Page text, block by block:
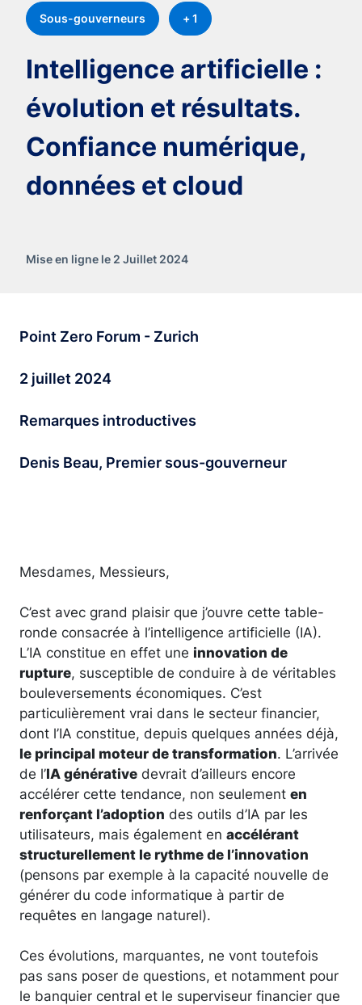
Sous-gouverneurs + 1
Intelligence artificielle :
évolution et résultats.
Confiance numérique,
données et cloud
Mise en ligne le 2 Juillet 2024
Point Zero Forum - Zurich
2 juillet 2024
Remarques introductives
Denis Beau, Premier sous-gouverneur
Mesdames, Messieurs,
C’est avec grand plaisir que j’ouvre cette table-
ronde consacrée à l’intelligence artificielle (IA).
L’IA constitue en effet une innovation de
rupture, susceptible de conduire à de véritables
bouleversements économiques. C’est
particulièrement vrai dans le secteur financier,
dont l’IA constitue, depuis quelques années déjà,
le principal moteur de transformation. L’arrivée
de l’IA générative devrait d’ailleurs encore
accélérer cette tendance, non seulement en
renforçant l’adoption des outils d’IA par les
utilisateurs, mais également en accélérant
structurellement le rythme de l’innovation
(pensons par exemple à la capacité nouvelle de
générer du code informatique à partir de
requêtes en langage naturel).
Ces évolutions, marquantes, ne vont toutefois
pas sans poser de questions, et notamment pour
le banquier central et le superviseur financier que